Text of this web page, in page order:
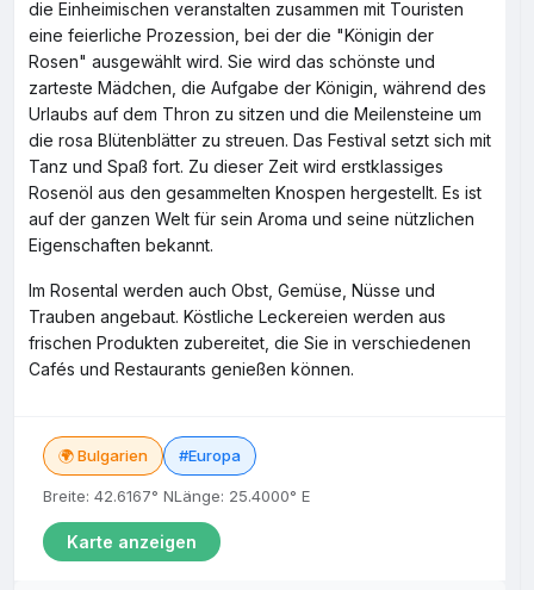
die Einheimischen veranstalten zusammen mit Touristen
eine feierliche Prozession, bei der die "Königin der
Rosen" ausgewählt wird. Sie wird das schönste und
zarteste Mädchen, die Aufgabe der Königin, während des
Urlaubs auf dem Thron zu sitzen und die Meilensteine um
die rosa Blütenblätter zu streuen. Das Festival setzt sich mit
Tanz und Spaß fort. Zu dieser Zeit wird erstklassiges
Rosenöl aus den gesammelten Knospen hergestellt. Es ist
auf der ganzen Welt für sein Aroma und seine nützlichen
Eigenschaften bekannt.
Im Rosental werden auch Obst, Gemüse, Nüsse und
Trauben angebaut. Köstliche Leckereien werden aus
frischen Produkten zubereitet, die Sie in verschiedenen
Cafés und Restaurants genießen können.
🌍 Bulgarien #Europa
Breite: 42.6167° NLänge: 25.4000° E
Karte anzeigen